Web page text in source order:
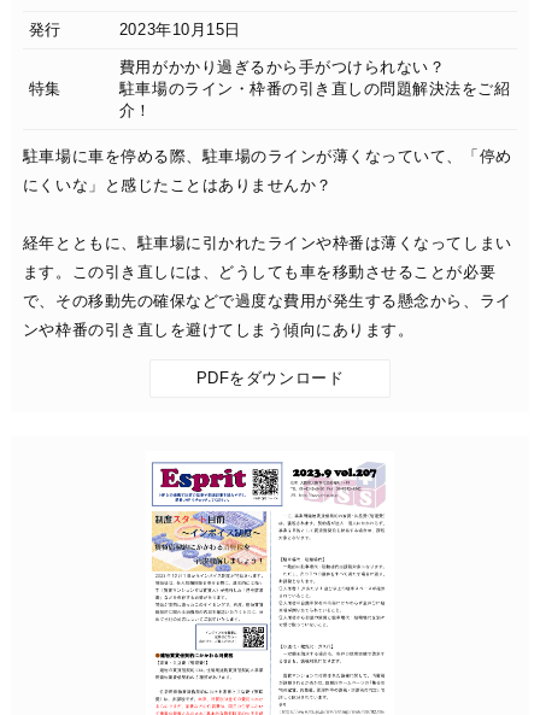
発行 2023年10月15日
特集
費用がかかり過ぎるから手がつけられない？
駐車場のライン・枠番の引き直しの問題解決法をご紹
介！
駐車場に車を停める際、駐車場のラインが薄くなっていて、「停め
にくいな」と感じたことはありませんか？
経年とともに、駐車場に引かれたラインや枠番は薄くなってしまい
ます。この引き直しには、どうしても車を移動させることが必要
で、その移動先の確保などで過度な費用が発生する懸念から、ライ
ンや枠番の引き直しを避けてしまう傾向にあります。
PDFをダウンロード